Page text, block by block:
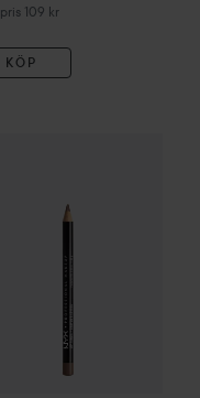
109 kr pris 109 kr
KÖP